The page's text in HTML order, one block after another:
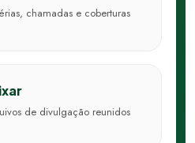
chamadas e coberturas
de divulgação reunidos